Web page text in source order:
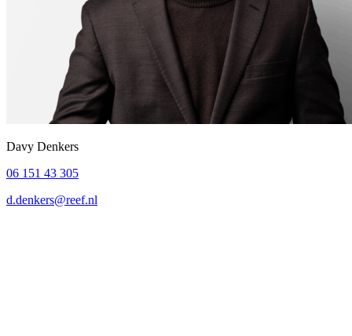
Davy Denkers
06 151 43 305
d.denkers@reef.nl